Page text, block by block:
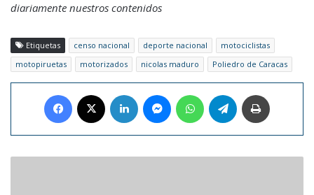
diariamente nuestros contenidos
Etiquetas censo nacional deporte nacional
motociclistas
motopiruetas
motorizados nicolas maduro Poliedro de Caracas
Facebook LinkedIn MessengerWhatsAppTelegram